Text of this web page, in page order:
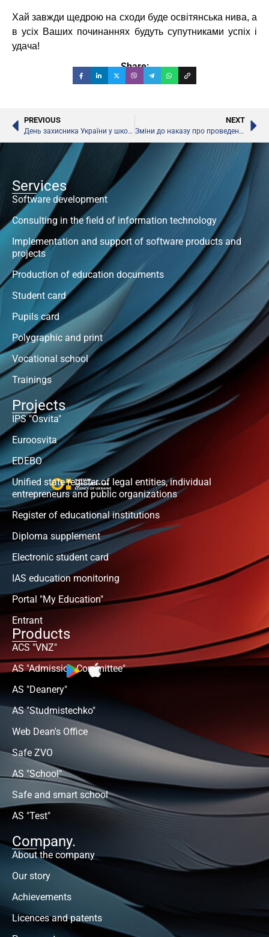
Хай завжди щедрою на сходи буде освітянська нива, а
в усіх Ваших починаннях будуть супутниками успіх і
удача!
Share:
PREVIOUS
День захисника України у школах
NEXT
Зміни до наказу про проведення ДПА
Services
Software development
Consulting in the field of information technology
Implementation and support of software products and
projects
Production of education documents
Student card
Pupils card
Polygraphic and print
Vocational school
Trainings
Projects
IPS "Osvita"
Euroosvita
EDEBO
Unified state register of legal entities, individual
entrepreneurs and public organizations
Register of educational institutions
Diploma supplement
Electronic student card
IAS education monitoring
Portal "My Education"
Entrant
Products
ACS "VNZ"
AS "Admission Committee"
AS "Deanery"
AS "Studmistechko"
Web Dean's Office
Safe ZVO
AS "School"
Safe and smart school
AS "Test"
Company.
About the company
Our story
Achievements
Licences and patents